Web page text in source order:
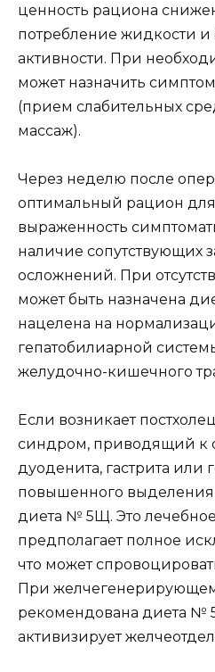
ценность рациона
потребление жидкости
активности. При
может назначить
(прием слабительных
массаж).
Через неделю после
оптимальный рацион для
выраженность
наличие сопутствующих
осложнений. При
может быть назначена
нацелена на
гепатобилиарной
желудочно-кишечного
Если возникает
синдром, приводящий к
дуоденита, гастрита или
повышенного выделения
диета № 5Щ. Это
предполагает полное
что может
При
рекомендована диета №
активизирует